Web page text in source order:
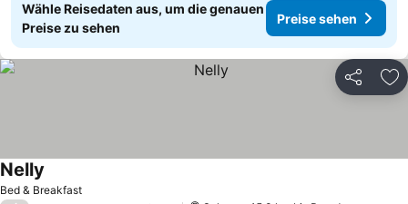
Wähle Reisedaten aus, um die genauen
Preise zu sehen
Preise sehen
Teilen
Bed & Breakfast
Nelly